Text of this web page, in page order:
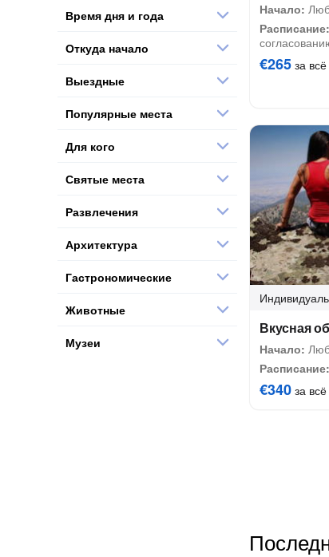
Начало:
Расписание:
€265 за
Вкусная
Начало:
Расписание:
€340 за
Время дня и года
Откуда начало
Выездные
Популярные места
Для кого
Святые места
Развлечения
Архитектура
Гастрономические
Животные
Музеи